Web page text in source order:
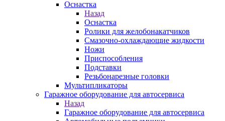
Оснастка
Назад
Оснастка
Ролики для желобонакатчиков
Смазочно-охлаждающие жидкости
Ножи
Приспособления
Подставки
Резьбонарезные головки
Мультипликаторы
Гаражное оборудование для автосервиса
Назад
Гаражное оборудование для автосервиса